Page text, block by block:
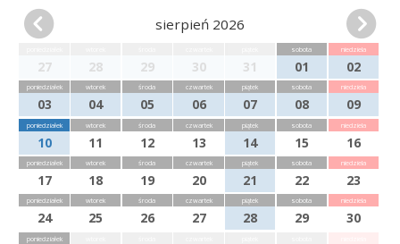
sierpień 2026
27 28 29 30 31
sobota
01
niedziela
02
poniedziałek
03
wtorek
04
środa
05
czwartek
06
piątek
07
sobota
08
niedziela
09
poniedziałek
10
wtorek
11
środa
12
czwartek
13
piątek
14
sobota
15
niedziela
16
poniedziałek
17
wtorek
18
środa
19
czwartek
20
piątek
21
sobota
22
niedziela
23
poniedziałek
24
wtorek
25
środa
26
czwartek
27
piątek
28
sobota
29
niedziela
30
poniedziałek